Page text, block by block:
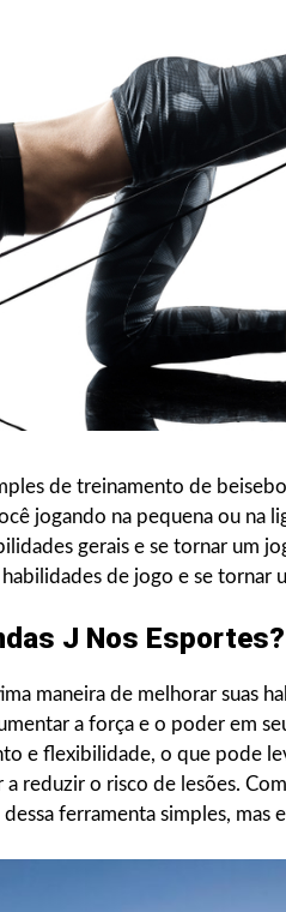
de treinamento de
jogando na pequena ou na
gerais e se tornar um
habilidades de jogo e se
J Nos Esportes?
maneira de melhorar suas
a força e o poder em
e flexibilidade, o que pode
reduzir o risco de lesões.
ferramenta simples, mas